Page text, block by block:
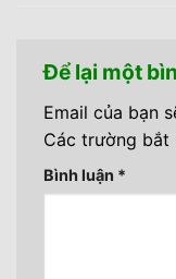
Để lại một
Email của bạn
Các trường bắt
Bình luận *